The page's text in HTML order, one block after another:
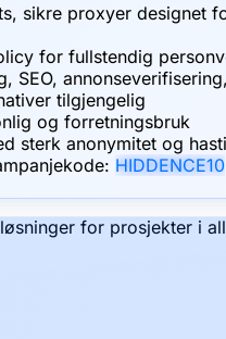
sikre proxyer designet
for fullstendig
SEO,
tilgjengelig
og forretningsbruk
sterk anonymitet og
HIDDENCE10
for prosjekter i